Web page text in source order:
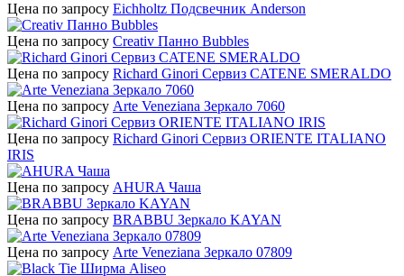
Цена по запросу Eichholtz Подсвечник Anderson
Цена по запросу Creativ Панно Bubbles
Цена по запросу Richard Ginori Сервиз CATENE SMERALDO
Цена по запросу Arte Veneziana Зеркало 7060
Цена по запросу Richard Ginori Сервиз ORIENTE ITALIANO
IRIS
Цена по запросу AHURA Чаша
Цена по запросу BRABBU Зеркало KAYAN
Цена по запросу Arte Veneziana Зеркало 07809